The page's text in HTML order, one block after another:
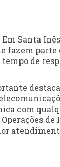
Santa
fazem parte
de
com